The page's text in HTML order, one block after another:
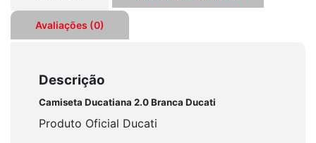
Avaliações (0)
Descrição
Camiseta Ducatiana 2.0 Branca Ducati
Produto Oficial Ducati